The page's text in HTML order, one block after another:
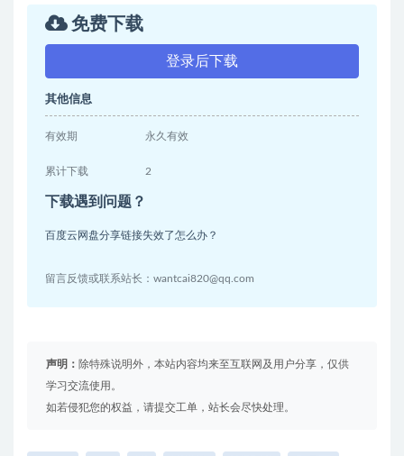
免费下载
登录后下载
其他信息
有效期 永久有效
累计下载 2
下载遇到问题？
百度云网盘分享链接失效了怎么办？
留言反馈或联系站长：wantcai820@qq.com
声明： 除特殊说明外，本站内容均来至互联网及用户分享，仅供
学习交流使用。
如若侵犯您的权益，请提交工单，站长会尽快处理。